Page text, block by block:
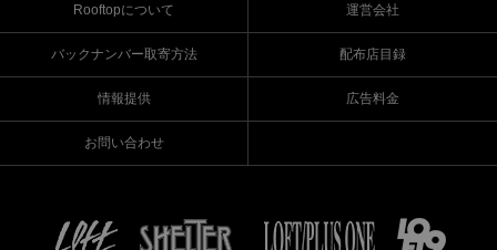
Rooftopについて 運営会社
バックナンバー取寄方法 配布店目録
情報提供 広告料金
お問い合わせ